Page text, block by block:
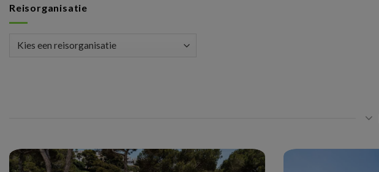
Reisorganisatie